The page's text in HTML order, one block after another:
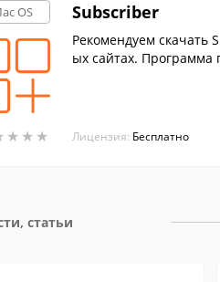
OS
★ ★ ★
★ ★ ★
Subscriber
Рекомендуем скачать
ых сайтах. Программа
Лицензия: Бесплатно
статьи